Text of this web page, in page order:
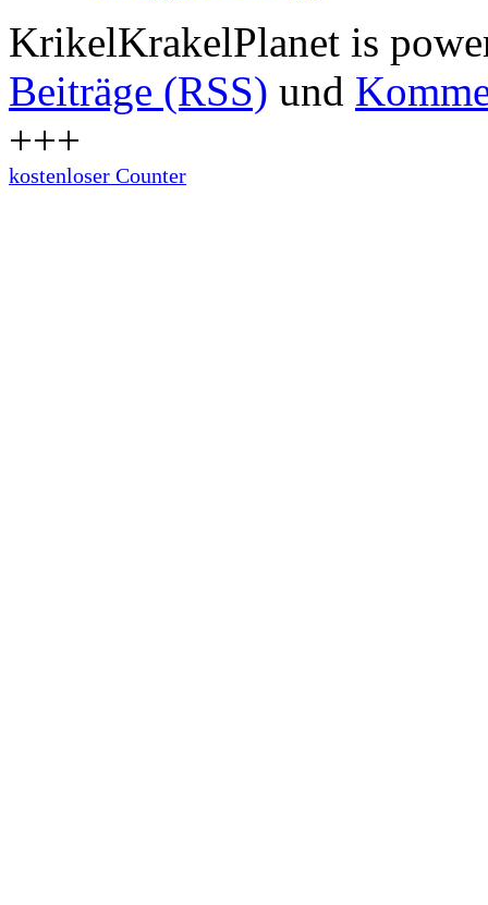
KrikelKrakelPlanet is
Beiträge (RSS) und
+++
kostenloser Counter